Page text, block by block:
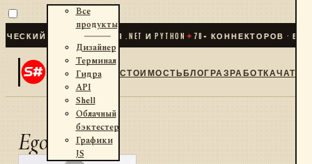
ТРЕЙДИНГ ДЛЯ .NET И PYTHON ✦70+ КОННЕКТОРОВ ·
Все
продукты
Дизайнер
Терминал
Гидра
API
Shell
Облачный
бэктестер
Графики
JS
СТОИМОСТЬБЛОГРАЗРАБОТКАЧАТ
Egor